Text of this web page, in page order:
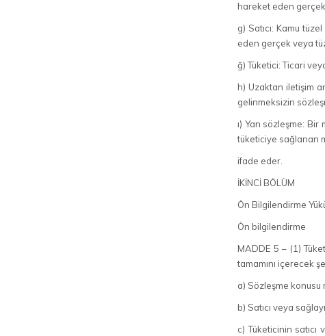
hareket eden
g) Satıcı: Kamu
eden gerçek veya
ğ) Tüketici: Ticari
h) Uzaktan iletişim
gelinmeksizin
ı) Yan sözleşme:
tüketiciye sağlanan
ifade eder.
İKİNCİ BÖLÜM
Ön Bilgilendirme
Ön bilgilendirme
MADDE 5 – (1)
tamamını içerecek
a) Sözleşme konusu
b) Satıcı veya
c) Tüketicinin satıcı